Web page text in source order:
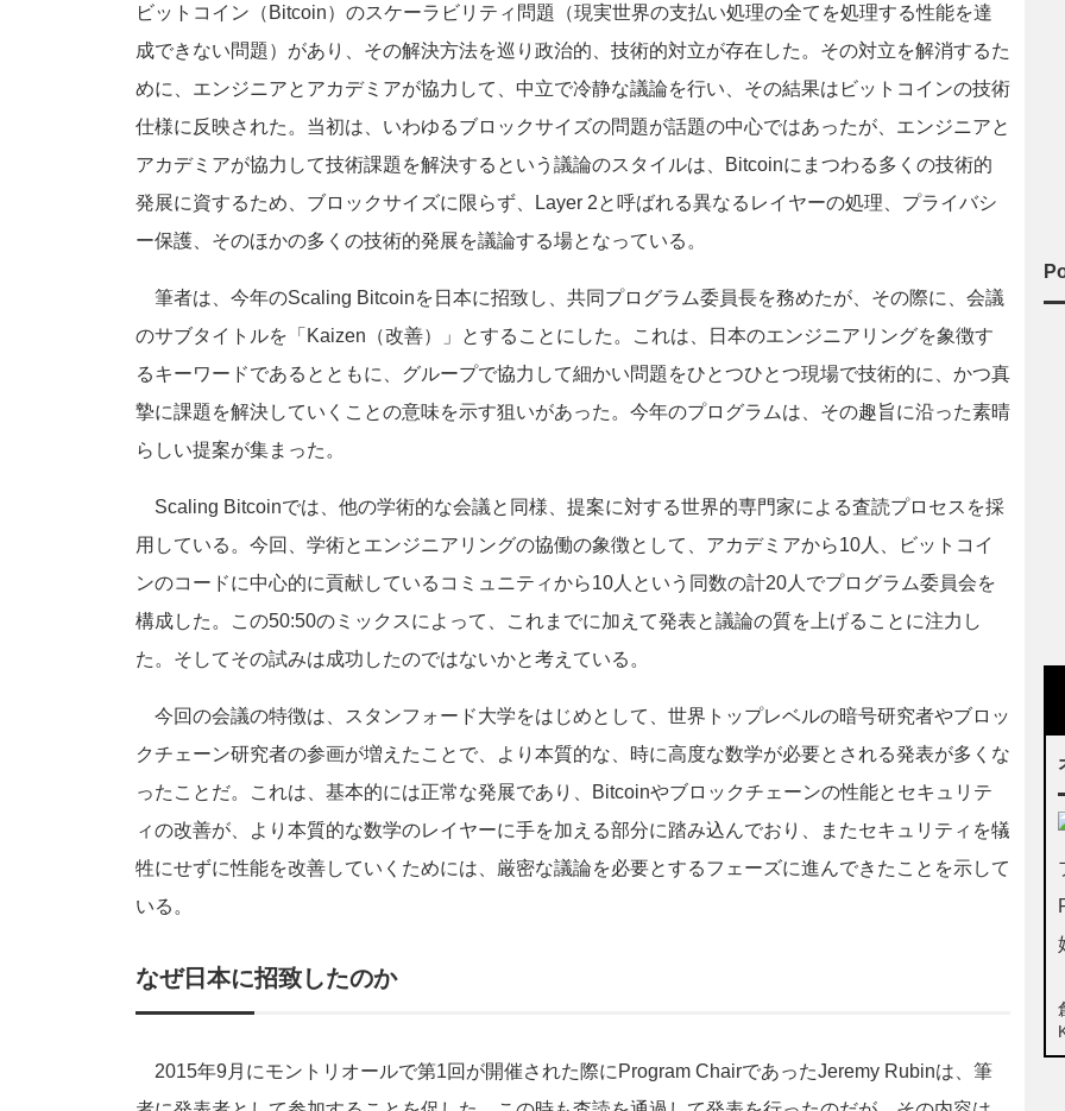
ビットコイン（Bitcoin）のスケーラビリティ問題（現実世界の支払い処理の全てを処理する性能を達
成できない問題）があり、その解決方法を巡り政治的、技術的対立が存在した。その対立を解消するた
めに、エンジニアとアカデミアが協力して、中立で冷静な議論を行い、その結果はビットコインの技術
仕様に反映された。当初は、いわゆるブロックサイズの問題が話題の中心ではあったが、エンジニアと
アカデミアが協力して技術課題を解決するという議論のスタイルは、Bitcoinにまつわる多くの技術的
発展に資するため、ブロックサイズに限らず、Layer 2と呼ばれる異なるレイヤーの処理、プライバシ
ー保護、そのほかの多くの技術的発展を議論する場となっている。
筆者は、今年のScaling Bitcoinを日本に招致し、共同プログラム委員長を務めたが、その際に、会議
のサブタイトルを「Kaizen（改善）」とすることにした。これは、日本のエンジニアリングを象徴す
るキーワードであるとともに、グループで協力して細かい問題をひとつひとつ現場で技術的に、かつ真
摯に課題を解決していくことの意味を示す狙いがあった。今年のプログラムは、その趣旨に沿った素晴
らしい提案が集まった。
Scaling Bitcoinでは、他の学術的な会議と同様、提案に対する世界的専門家による査読プロセスを採
用している。今回、学術とエンジニアリングの協働の象徴として、アカデミアから10人、ビットコイ
ンのコードに中心的に貢献しているコミュニティから10人という同数の計20人でプログラム委員会を
構成した。この50:50のミックスによって、これまでに加えて発表と議論の質を上げることに注力し
た。そしてその試みは成功したのではないかと考えている。
今回の会議の特徴は、スタンフォード大学をはじめとして、世界トップレベルの暗号研究者やブロッ
クチェーン研究者の参画が増えたことで、より本質的な、時に高度な数学が必要とされる発表が多くな
ったことだ。これは、基本的には正常な発展であり、Bitcoinやブロックチェーンの性能とセキュリテ
ィの改善が、より本質的な数学のレイヤーに手を加える部分に踏み込んでおり、またセキュリティを犠
牲にせずに性能を改善していくためには、厳密な議論を必要とするフェーズに進んできたことを示して
いる。
なぜ日本に招致したのか
2015年9月にモントリオールで第1回が開催された際にProgram ChairであったJeremy Rubinは、筆